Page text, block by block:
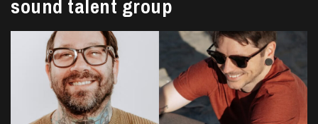
sound talent group